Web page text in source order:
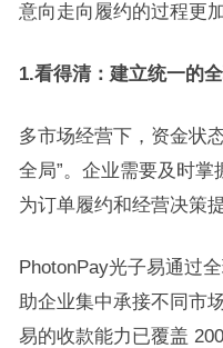
意向走向履约的过程更
1.看得清：建立统一的
多市场经营下，资金状
全局”。企业需要及时掌
为订单履约和经营决策
PhotonPay光子易通过
助企业集中承接不同市
易的收款能力已覆盖